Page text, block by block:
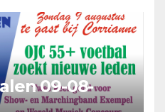
09-08-